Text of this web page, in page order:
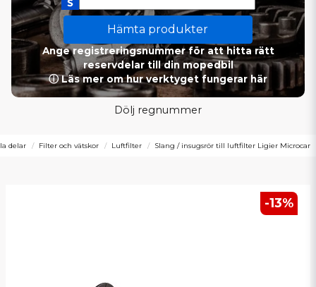
Hämta produkter
Ange registreringsnummer för att hitta rätt
reservdelar till din mopedbil
ⓘ Läs mer om hur verktyget fungerar här
Dölj regnummer
delar Filter och vätskor Luftfilter Slang / insugsrör till luftfilter Ligier Microcar
-13%